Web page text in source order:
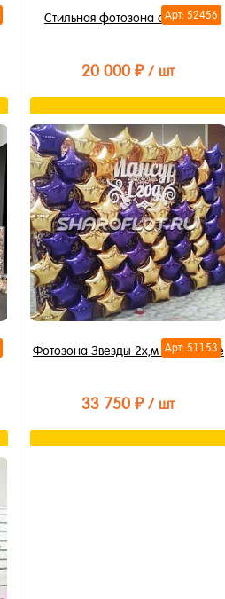
Арт: 52456
Стильная фотозона с Агатами
20 000 ₽/ шт
В корзину
Купить в 1 клик
В избранное
В наличии
Арт: 51153
Фотозона Звезды 2х,м на каркасе
33 750 ₽/ шт